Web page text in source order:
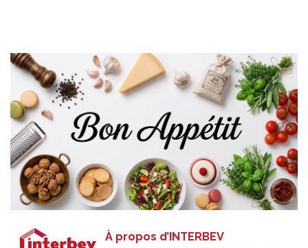
À propos d’INTERBEV